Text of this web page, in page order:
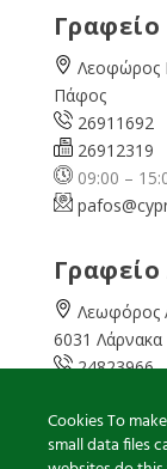
Λεοφώρος
Πάφος
26911692
26912319
09:00 –
Λεωφόρος
6031 Λάρνακα
24823966
08:00 –
Cookies To
small data files